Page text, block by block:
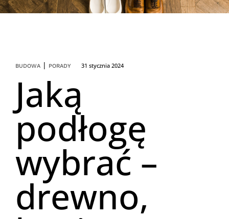
BUDOWA | PORADY 31 stycznia 2024
Jaką
podłogę
wybrać –
drewno,